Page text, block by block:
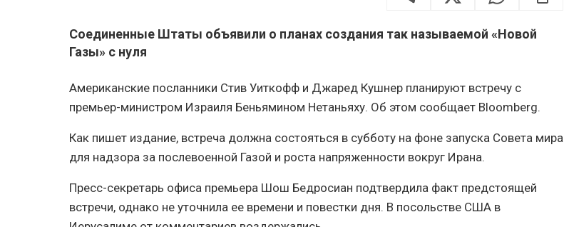
Соединенные Штаты объявили о планах создания так называемой «Новой
Газы» с нуля
Американские посланники Стив Уиткофф и Джаред Кушнер планируют встречу с
премьер-министром Израиля Беньямином Нетаньяху. Об этом сообщает Bloomberg.
Как пишет издание, встреча должна состояться в субботу на фоне запуска Совета мира
для надзора за послевоенной Газой и роста напряженности вокруг Ирана.
Пресс-секретарь офиса премьера Шош Бедросиан подтвердила факт предстоящей
встречи, однако не уточнила ее времени и повестки дня. В посольстве США в